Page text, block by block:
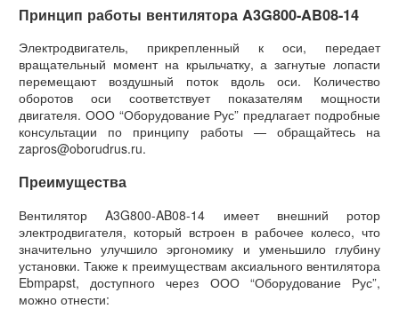
Принцип работы вентилятора A3G800-AB08-14
Электродвигатель, прикрепленный к оси, передает
вращательный момент на крыльчатку, а загнутые лопасти
перемещают воздушный поток вдоль оси. Количество
оборотов оси соответствует показателям мощности
двигателя. ООО “Оборудование Рус” предлагает подробные
консультации по принципу работы — обращайтесь на
zapros@oborudrus.ru.
Преимущества
Вентилятор A3G800-AB08-14 имеет внешний ротор
электродвигателя, который встроен в рабочее колесо, что
значительно улучшило эргономику и уменьшило глубину
установки. Также к преимуществам аксиального вентилятора
Ebmpapst, доступного через ООО “Оборудование Рус”,
можно отнести: